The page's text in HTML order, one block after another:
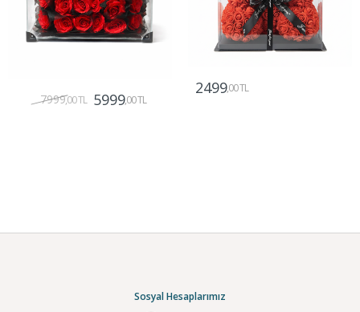
7999,00 TL 5999,00 TL
2499,00 TL
Sosyal Hesaplarımız